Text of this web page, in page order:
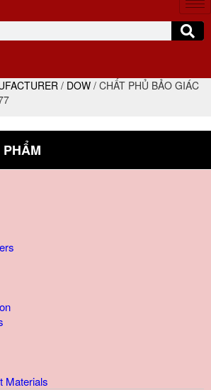
/ DOW / CHẤT PHỦ BẢO GIÁC
Materials